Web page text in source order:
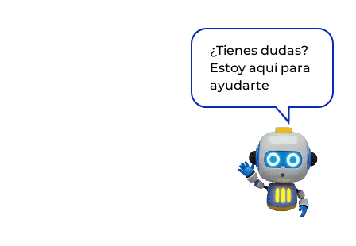
¿Tienes dudas?
Estoy aquí para
ayudarte